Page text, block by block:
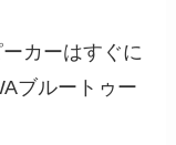
カーはすぐに
ブルートゥー